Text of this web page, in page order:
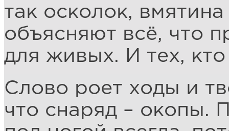
так осколок,
объясняют всё, что
для живых. И тех,
Слово роет ходы и
что снаряд – окопы.